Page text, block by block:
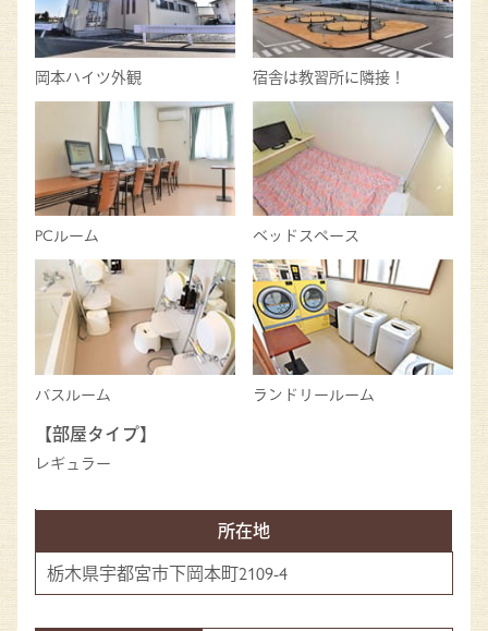
岡本ハイツ外観 宿舎は教習所に隣接！
PCルーム ベッドスペース
バスルーム ランドリールーム
【部屋タイプ】
レギュラー
所在地
栃木県宇都宮市下岡本町2109-4